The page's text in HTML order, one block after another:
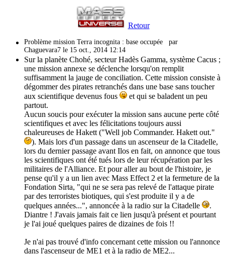
Retour
Problème mission Terra incognita : base occupée par
Chaguevara7 le 15 oct., 2014 12:14
Sur la planète Chohé, secteur Hadès Gamma, système Cacus ;
une mission annexe se déclenche lorsqu'on remplit
suffisamment la jauge de conciliation. Cette mission consiste à
dégommer des pirates retranchés dans une base sans toucher
aux scientifique devenus fous
et qui se baladent un peu
partout.
Aucun soucis pour exécuter la mission sans aucune perte côté
scientifiques et avec les félicitations toujours aussi
chaleureuses de Hakett ("Well job Commander. Hakett out."
). Mais lors d'un passage dans un ascenseur de la Citadelle,
lors du dernier passage avant Ilos en fait, on annonce que tous
les scientifiques ont été tués lors de leur récupération par les
militaires de l'Alliance. Et pour aller au bout de l'histoire, je
pense qu'il y a un lien avec Mass Effect 2 et la fermeture de la
Fondation Sirta, "qui ne se sera pas relevé de l'attaque pirate
par des terroristes biotiques, qui s'est produite il y a de
quelques années...", annoncée à la radio sur la Citadelle
.
Diantre ! J'avais jamais fait ce lien jusqu'à présent et pourtant
je l'ai joué quelques paires de dizaines de fois !!
Je n'ai pas trouvé d'info concernant cette mission ou l'annonce
dans l'ascenseur de ME1 et à la radio de ME2...